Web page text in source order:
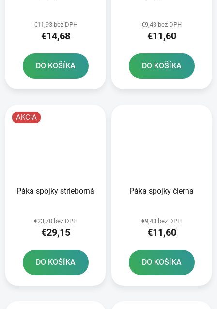
€11,93 bez DPH
€14,68
DO KOŠÍKA
€9,43 bez DPH
€11,60
DO KOŠÍKA
AKCIA
Páka spojky strieborná
€23,70 bez DPH
€29,15
DO KOŠÍKA
Páka spojky čierna
€9,43 bez DPH
€11,60
DO KOŠÍKA